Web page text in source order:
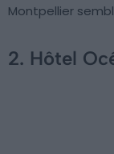
Montpellier
2. Hôtel